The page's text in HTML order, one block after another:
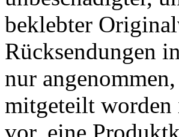
beklebter
Rücksendungen
nur
mitgeteilt worden